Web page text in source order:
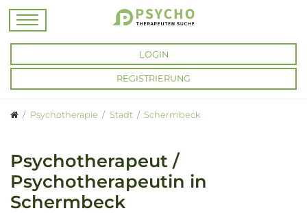
LOGIN
REGISTRIERUNG
Psychotherapie Stadt Schermbeck
Psychotherapeut /
Psychotherapeutin in
Schermbeck